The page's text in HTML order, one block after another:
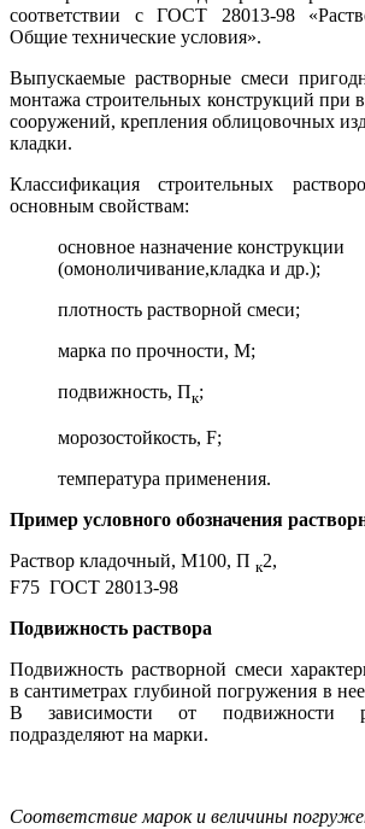
соответствии с ГОСТ 28013-98
Общие технические условия».
Выпускаемые растворные смеси
монтажа строительных конструкций при
сооружений, крепления облицовочных
кладки.
Классификация строительных
основным свойствам:
основное назначение конструкции
(омоноличивание,кладка и др.);
плотность растворной смеси;
марка по прочности, М;
подвижность, Пк;
морозостойкость, F;
температура применения.
Пример условного обозначения
Раствор кладочный, М100, П к2,
F75 ГОСТ 28013-98
Подвижность раствора
Подвижность растворной смеси
в сантиметрах глубиной погружения в
В зависимости от подвижности
подразделяют на марки.
Соответствие марок и величины